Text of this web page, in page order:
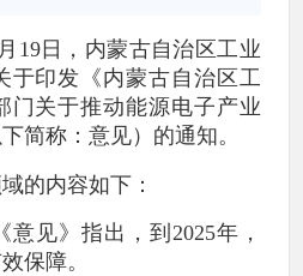
19日，内蒙古自治区工业
于印发《内蒙古自治区工
门关于推动能源电子产业
简称：意见）的通知。
的内容如下：
见》指出，到2025年，
保障。